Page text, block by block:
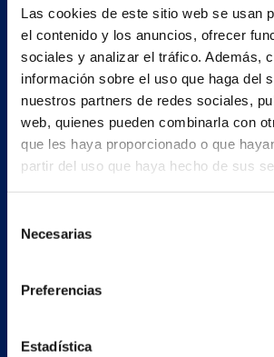
Las cookies de este sitio web se usan
el contenido y los anuncios, ofrecer
sociales y analizar el tráfico. Además,
información sobre el uso que haga del
nuestros partners de redes sociales,
web, quienes pueden combinarla con
que les haya proporcionado o que
partir del uso que haya hecho de sus
Necesarias
Preferencias
Estadística
Estrada Porto Cabeiro, 35
Vilar de Infesta 36815
Redondela
Pontevedra - España
+34 986 226 622
info@petertaboada.com